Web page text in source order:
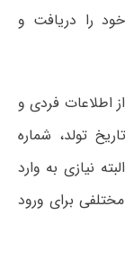
را دریافت و
اطلاعات فردی و
تولد، شماره
نیازی به وارد
برای ورود